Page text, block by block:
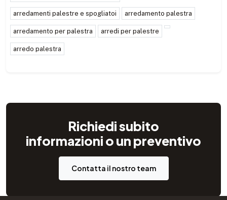
arredamenti palestre e spogliatoi arredamento palestra
arredamento per palestra arredi per palestre
arredo palestra
Richiedi subito
informazioni o un preventivo
Contatta il nostro team